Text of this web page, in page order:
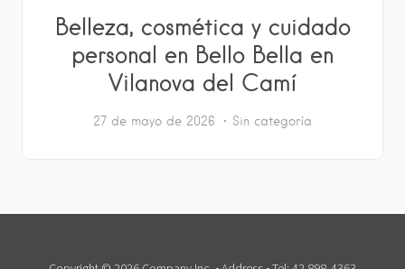
Belleza, cosmética y cuidado
personal en Bello Bella en
Vilanova del Camí
27 de mayo de 2026 Sin categoría